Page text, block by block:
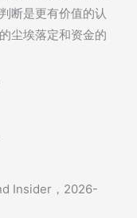
断是更有价值的认
尘埃落定和资金的
Insider，2026-